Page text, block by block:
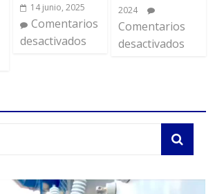
14 junio, 2025
Comentarios
desactivados
2024
Comentarios
desactivados